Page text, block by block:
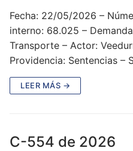
Fecha: 22/05/2026 –
interno: 68.025 –
Transporte – Actor:
Providencia: Sentencias –
LEER MÁS →
C-554 de 2026